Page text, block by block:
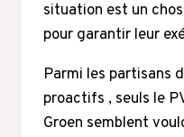
situation est un
pour garantir leur
Parmi les partisans
proactifs , seuls le
Groen semblent